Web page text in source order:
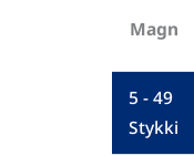
Magn
5 - 49
Stykki